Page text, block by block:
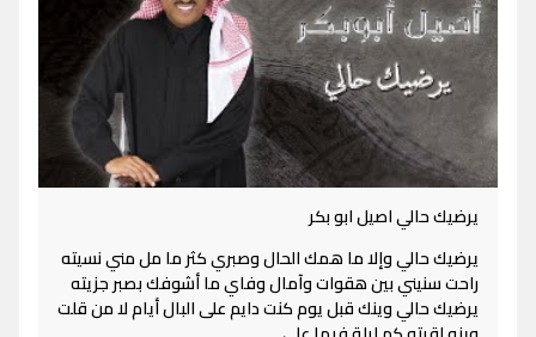
يرضيك حالي اصيل ابو بكر
يرضيك حالي وإلا ما همك الحال وصبري كثر ما مل مني نسيته
راحت سنيني بين هقوات وآمال وفاي ما أشوفك بصبر جزيته
يرضيك حالي وينك قبل يوم كنت دايم على البال أيام لا من قلت